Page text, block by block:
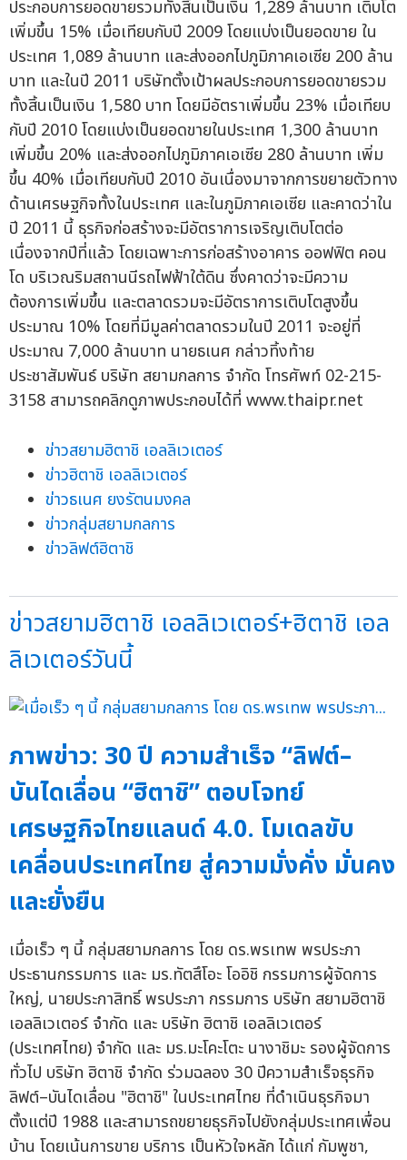
ประกอบการยอดขายรวมทั้งสิ้นเป็นเงิน 1,289 ล้านบาท เติบโต
เพิ่มขึ้น 15% เมื่อเทียบกับปี 2009 โดยแบ่งเป็นยอดขาย ใน
ประเทศ 1,089 ล้านบาท และส่งออกไปภูมิภาคเอเซีย 200 ล้าน
บาท และในปี 2011 บริษัทตั้งเป้าผลประกอบการยอดขายรวม
ทั้งสิ้นเป็นเงิน 1,580 บาท โดยมีอัตราเพิ่มขึ้น 23% เมื่อเทียบ
กับปี 2010 โดยแบ่งเป็นยอดขายในประเทศ 1,300 ล้านบาท
เพิ่มขึ้น 20% และส่งออกไปภูมิภาคเอเซีย 280 ล้านบาท เพิ่ม
ขึ้น 40% เมื่อเทียบกับปี 2010 อันเนื่องมาจากการขยายตัวทาง
ด้านเศรษฐกิจทั้งในประเทศ และในภูมิภาคเอเซีย และคาดว่าใน
ปี 2011 นี้ ธุรกิจก่อสร้างจะมีอัตราการเจริญเติบโตต่อ
เนื่องจากปีที่แล้ว โดยเฉพาะการก่อสร้างอาคาร ออฟฟิต คอน
โด บริเวณริมสถานนีรถไฟฟ้าใต้ดิน ซึ่งคาดว่าจะมีความ
ต้องการเพิ่มขึ้น และตลาดรวมจะมีอัตราการเติบโตสูงขึ้น
ประมาณ 10% โดยที่มีมูลค่าตลาดรวมในปี 2011 จะอยู่ที่
ประมาณ 7,000 ล้านบาท นายธเนศ กล่าวทิ้งท้าย
ประชาสัมพันธ์ บริษัท สยามกลการ จำกัด โทรศัพท์ 02-215-
3158 สามารถคลิกดูภาพประกอบได้ที่ www.thaipr.net
ข่าวสยามฮิตาชิ เอลลิเวเตอร์
ข่าวฮิตาชิ เอลลิเวเตอร์
ข่าวธเนศ ยงรัตนมงคล
ข่าวกลุ่มสยามกลการ
ข่าวลิฟต์ฮิตาชิ
ข่าวสยามฮิตาชิ เอลลิเวเตอร์+ฮิตาชิ เอล
ลิเวเตอร์วันนี้
ภาพข่าว: 30 ปี ความสำเร็จ “ลิฟต์–
บันไดเลื่อน “ฮิตาชิ” ตอบโจทย์
เศรษฐกิจไทยแลนด์ 4.0. โมเดลขับ
เคลื่อนประเทศไทย สู่ความมั่งคั่ง มั่นคง
และยั่งยืน
เมื่อเร็ว ๆ นี้ กลุ่มสยามกลการ โดย ดร.พรเทพ พรประภา
ประธานกรรมการ และ มร.ทัตสึโอะ โออิชิ กรรมการผู้จัดการ
ใหญ่, นายประกาสิทธิ์ พรประภา กรรมการ บริษัท สยามฮิตาชิ
เอลลิเวเตอร์ จำกัด และ บริษัท ฮิตาชิ เอลลิเวเตอร์
(ประเทศไทย) จำกัด และ มร.มะโคะโตะ นางาชิมะ รองผู้จัดการ
ทั่วไป บริษัท ฮิตาชิ จำกัด ร่วมฉลอง 30 ปีความสำเร็จธุรกิจ
ลิฟต์–บันไดเลื่อน "ฮิตาชิ" ในประเทศไทย ที่ดำเนินธุรกิจมา
ตั้งแต่ปี 1988 และสามารถขยายธุรกิจไปยังกลุ่มประเทศเพื่อน
บ้าน โดยเน้นการขาย บริการ เป็นหัวใจหลัก ได้แก่ กัมพูชา,